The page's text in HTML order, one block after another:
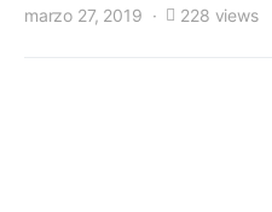
marzo 27, 2019 228 views